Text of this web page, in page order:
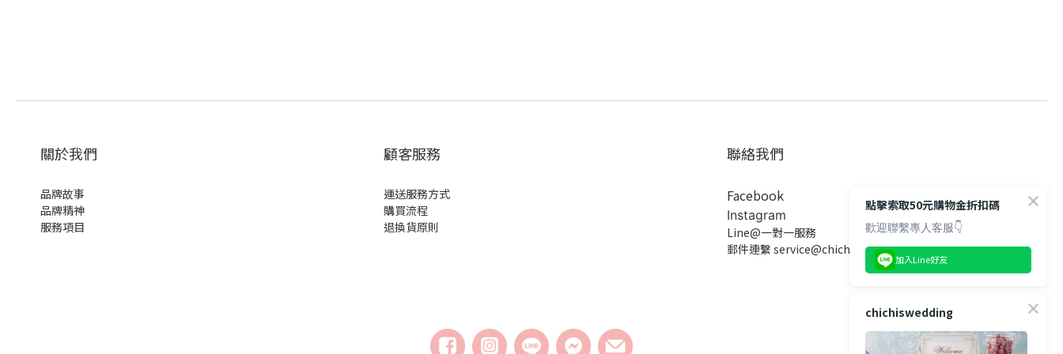
關於我們
品牌故事
品牌精神
服務項目
顧客服務
運送服務方式
購買流程
退換貨原則
聯絡我們
Facebook
Instagram
Line@一對一服務
郵件連繫 service@chichiswedding.com
點擊索取50元購物金折扣碼
歡迎聯繫專人客服👇
加入Line好友
chichiswedding